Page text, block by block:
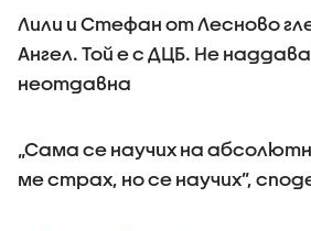
Лили и Стефан от Лесново
Ангел. Той е с ДЦБ. Не
неотдавна
„Сама се научих на
ме страх, но се научих”,